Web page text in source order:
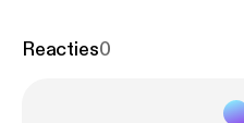
UMFRAGE teil:
Reacties0